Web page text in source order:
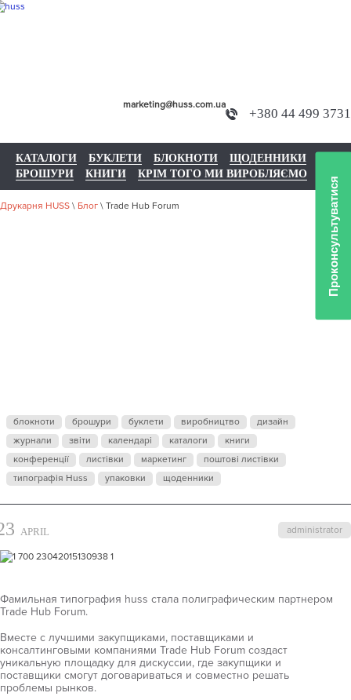
+380 44 499 3731
marketing@huss.com.ua
КАТАЛОГИ БУКЛЕТИ БЛОКНОТИ
ЩОДЕННИКИ
БРОШУРИ
КНИГИ КРІМ ТОГО МИ ВИРОБЛЯЄМО
Друкарня HUSS \ Блог \ Trade Hub Forum
TRADE HUB
блокноти брошури буклети виробництво
дизайн
журнали
звіти календарі каталоги
книги
конференції
листівки маркетинг
поштові листівки
типографія Huss
упаковки щоденники
administrator
APRIL
Фамильная типография huss стала полиграфическим партнером
Trade Hub Forum.
Вместе с лучшими закупщиками, поставщиками и
консалтинговыми компаниями Trade Hub Forum создаст
уникальную площадку для дискуссии, где закупщики и
поставщики смогут договариваться и совместно решать
проблемы рынков.
Проконсультуватися